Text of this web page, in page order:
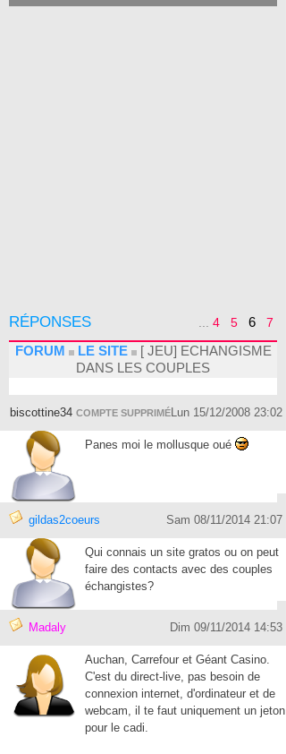
RÉPONSES 4 5 6 7
FORUM LE SITE [ JEU] ECHANGISME
DANS LES COUPLES
biscottine34 COMPTE SUPPRIMÉLun 15/12/2008 23:02
Panes moi le mollusque oué
gildas2coeurs Sam 08/11/2014 21:07
Qui connais un site gratos ou on peut
faire des contacts avec des couples
échangistes?
Madaly Dim 09/11/2014 14:53
Auchan, Carrefour et Géant Casino.
C'est du direct-live, pas besoin de
connexion internet, d'ordinateur et de
webcam, il te faut uniquement un jeton
pour le cadi.